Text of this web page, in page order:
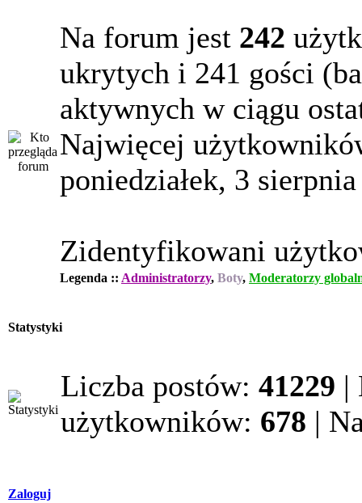
Na forum jest 242
ukrytych i 241 gości
aktywnych w ciągu
Najwięcej
poniedziałek, 3
Zidentyfikowani
Legenda :: Administratorzy, Boty, Moderatorzy
Statystyki
Liczba postów: 41229 |
użytkowników: 678 |
Zaloguj